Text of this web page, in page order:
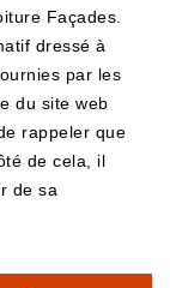
Façades.
dressé à
par les
du site web
rappeler que
de cela, il
de sa